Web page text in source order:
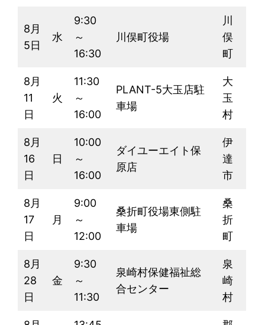
8月
5日
水
9:30
～
16:30
川俣町役場
川
俣
町
8月
11
日
火
11:30
～
16:00
PLANT-5大玉店駐
車場
大
玉
村
8月
16
日
日
10:00
～
16:00
ダイユーエイト保
原店
伊
達
市
8月
17
日
月
9:00
～
12:00
桑折町役場東側駐
車場
桑
折
町
8月
28
日
金
9:30
～
11:30
泉崎村保健福祉総
合センター
泉
崎
村